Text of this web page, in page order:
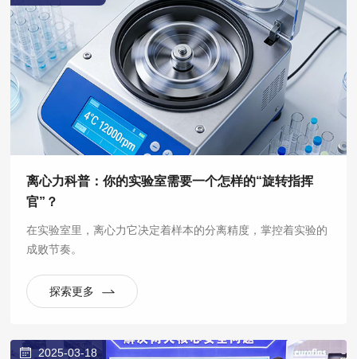
离心力科普：你的实验室需要一个怎样的“旋转指挥
官”？
在实验室里，离心力它决定着样本的分离精度，掌控着实验的
成败节奏。
探索更多
2025-03-18